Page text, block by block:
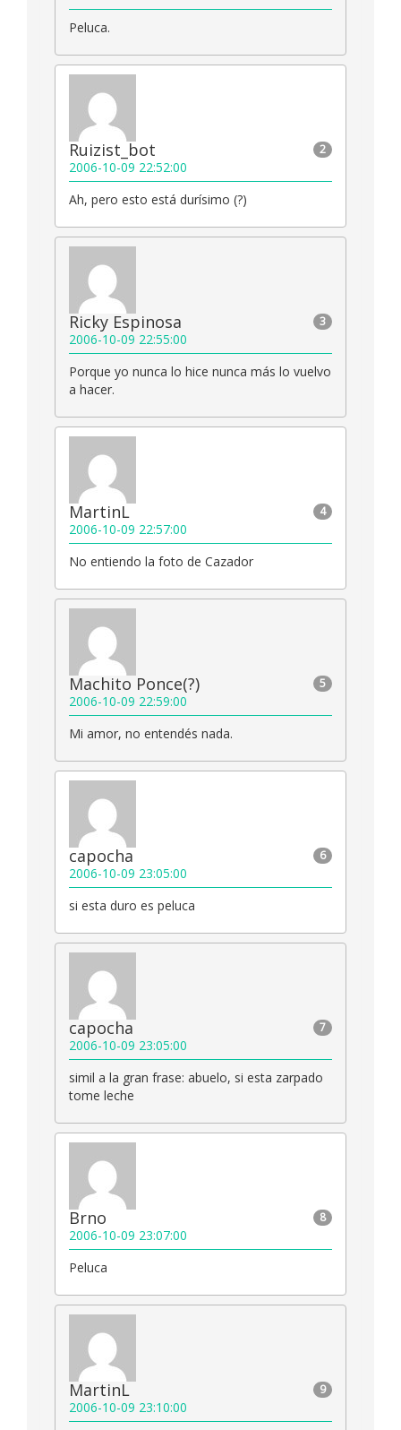
Peluca.
2
Ruizist_bot
2006-10-09 22:52:00
Ah, pero esto está durísimo (?)
3
Ricky Espinosa
2006-10-09 22:55:00
Porque yo nunca lo hice nunca más lo vuelvo
a hacer.
4
MartinL
2006-10-09 22:57:00
No entiendo la foto de Cazador
5
Machito Ponce(?)
2006-10-09 22:59:00
Mi amor, no entendés nada.
6
capocha
2006-10-09 23:05:00
si esta duro es peluca
7
capocha
2006-10-09 23:05:00
simil a la gran frase: abuelo, si esta zarpado
tome leche
8
Brno
2006-10-09 23:07:00
Peluca
9
MartinL
2006-10-09 23:10:00